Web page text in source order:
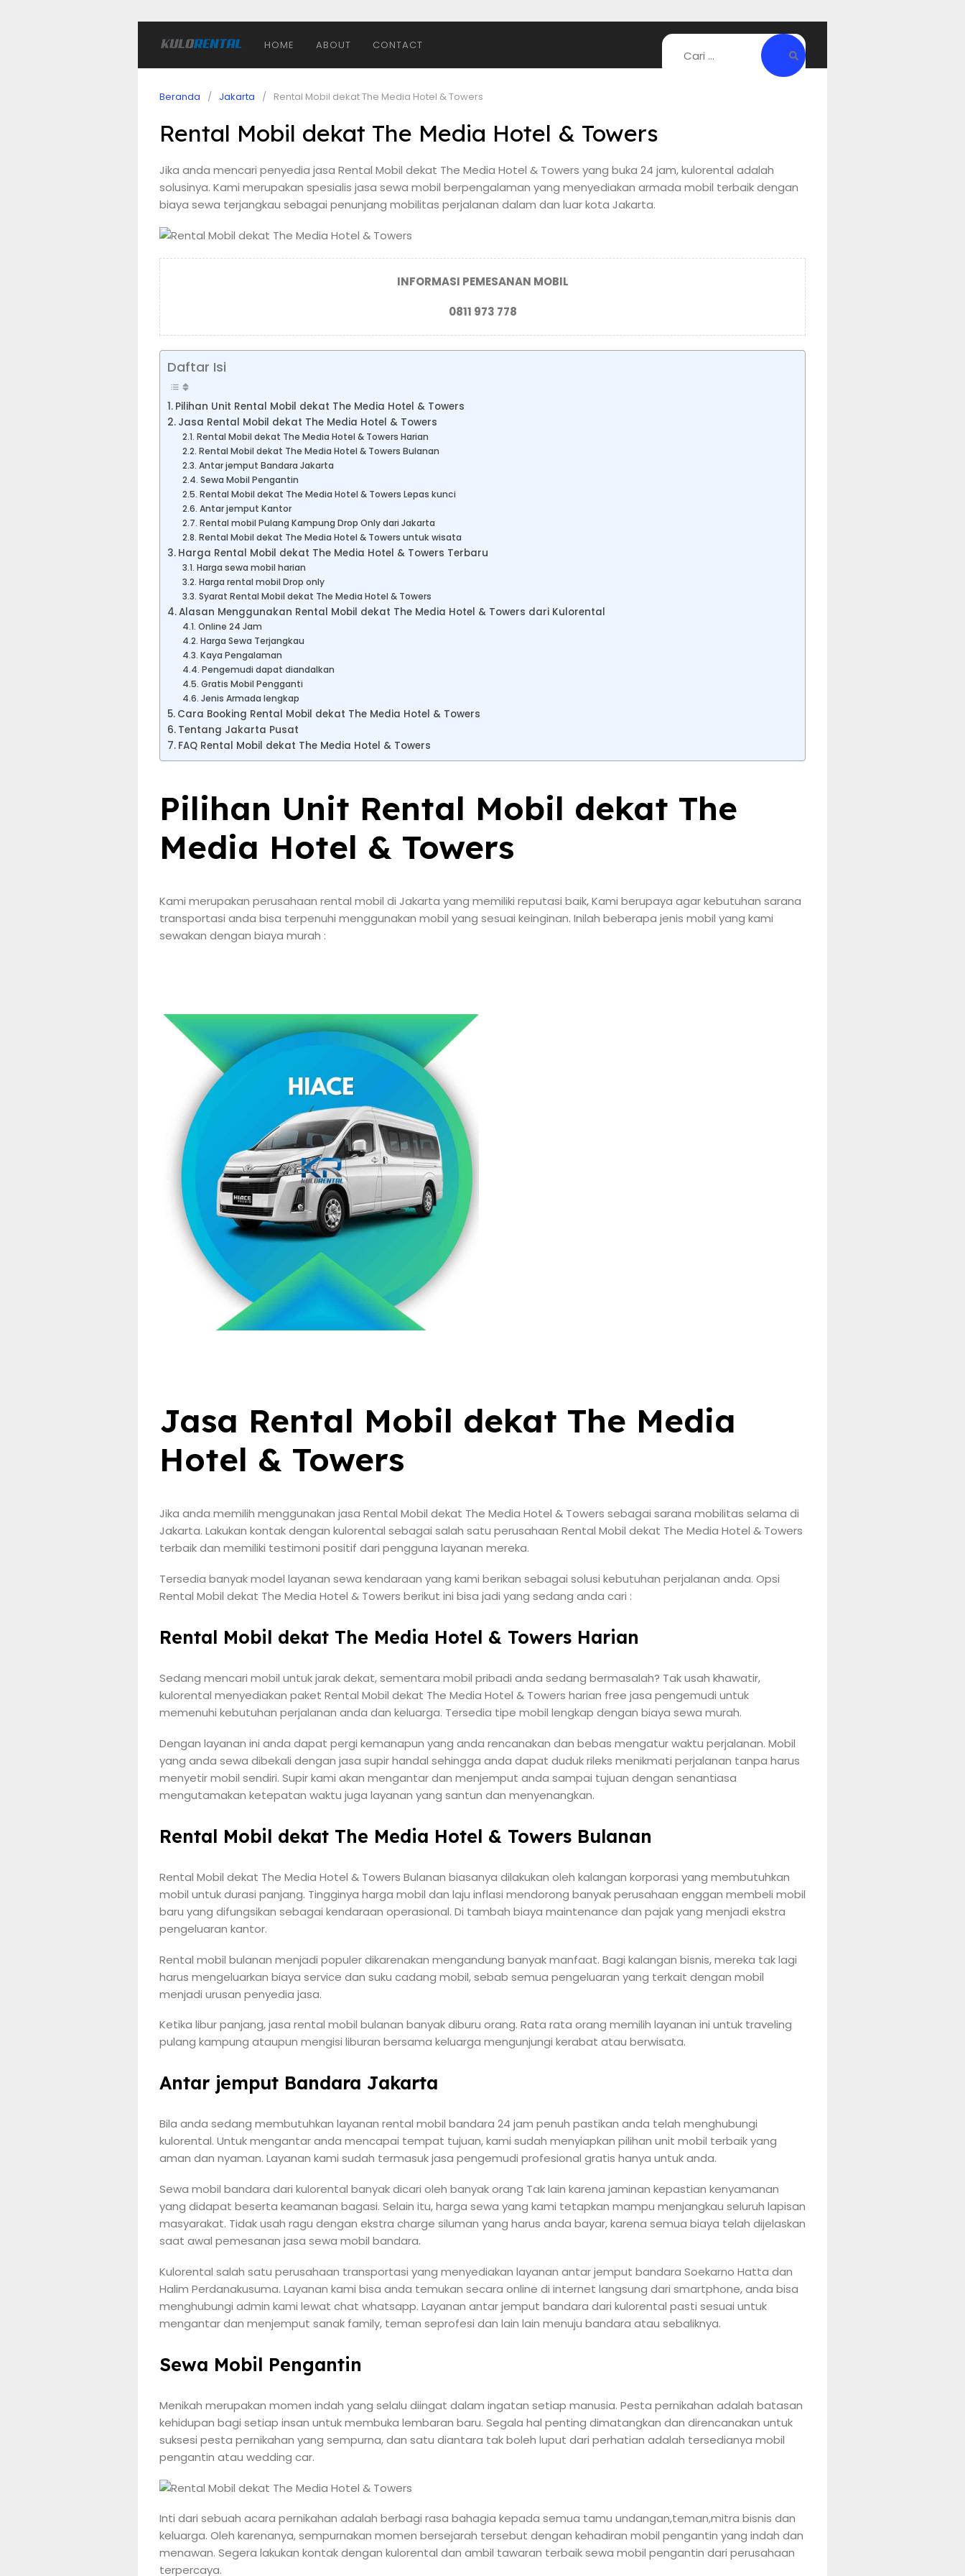
HOME ABOUT CONTACT
Beranda Jakarta Rental Mobil dekat The Media Hotel & Towers
Rental Mobil dekat The Media Hotel & Towers
Jika anda mencari penyedia jasa Rental Mobil dekat The Media Hotel & Towers yang buka 24 jam, kulorental adalah
solusinya. Kami merupakan spesialis jasa sewa mobil berpengalaman yang menyediakan armada mobil terbaik dengan
biaya sewa terjangkau sebagai penunjang mobilitas perjalanan dalam dan luar kota Jakarta.
INFORMASI PEMESANAN MOBIL
0811 973 778
Daftar Isi
Pilihan Unit Rental Mobil dekat The Media Hotel & Towers
Jasa Rental Mobil dekat The Media Hotel & Towers
Rental Mobil dekat The Media Hotel & Towers Harian
Rental Mobil dekat The Media Hotel & Towers Bulanan
Antar jemput Bandara Jakarta
Sewa Mobil Pengantin
Rental Mobil dekat The Media Hotel & Towers Lepas kunci
Antar jemput Kantor
Rental mobil Pulang Kampung Drop Only dari Jakarta
Rental Mobil dekat The Media Hotel & Towers untuk wisata
Harga Rental Mobil dekat The Media Hotel & Towers Terbaru
Harga sewa mobil harian
Harga rental mobil Drop only
Syarat Rental Mobil dekat The Media Hotel & Towers
Alasan Menggunakan Rental Mobil dekat The Media Hotel & Towers dari Kulorental
Online 24 Jam
Harga Sewa Terjangkau
Kaya Pengalaman
Pengemudi dapat diandalkan
Gratis Mobil Pengganti
Jenis Armada lengkap
Cara Booking Rental Mobil dekat The Media Hotel & Towers
Tentang Jakarta Pusat
FAQ Rental Mobil dekat The Media Hotel & Towers
Pilihan Unit Rental Mobil dekat The
Media Hotel & Towers
Kami merupakan perusahaan rental mobil di Jakarta yang memiliki reputasi baik, Kami berupaya agar kebutuhan sarana
transportasi anda bisa terpenuhi menggunakan mobil yang sesuai keinginan. Inilah beberapa jenis mobil yang kami
sewakan dengan biaya murah :
Jasa Rental Mobil dekat The Media
Hotel & Towers
Jika anda memilih menggunakan jasa Rental Mobil dekat The Media Hotel & Towers sebagai sarana mobilitas selama di
Jakarta. Lakukan kontak dengan kulorental sebagai salah satu perusahaan Rental Mobil dekat The Media Hotel & Towers
terbaik dan memiliki testimoni positif dari pengguna layanan mereka.
Tersedia banyak model layanan sewa kendaraan yang kami berikan sebagai solusi kebutuhan perjalanan anda. Opsi
Rental Mobil dekat The Media Hotel & Towers berikut ini bisa jadi yang sedang anda cari :
Rental Mobil dekat The Media Hotel & Towers Harian
Sedang mencari mobil untuk jarak dekat, sementara mobil pribadi anda sedang bermasalah? Tak usah khawatir,
kulorental menyediakan paket Rental Mobil dekat The Media Hotel & Towers harian free jasa pengemudi untuk
memenuhi kebutuhan perjalanan anda dan keluarga. Tersedia tipe mobil lengkap dengan biaya sewa murah.
Dengan layanan ini anda dapat pergi kemanapun yang anda rencanakan dan bebas mengatur waktu perjalanan. Mobil
yang anda sewa dibekali dengan jasa supir handal sehingga anda dapat duduk rileks menikmati perjalanan tanpa harus
menyetir mobil sendiri. Supir kami akan mengantar dan menjemput anda sampai tujuan dengan senantiasa
mengutamakan ketepatan waktu juga layanan yang santun dan menyenangkan.
Rental Mobil dekat The Media Hotel & Towers Bulanan
Rental Mobil dekat The Media Hotel & Towers Bulanan biasanya dilakukan oleh kalangan korporasi yang membutuhkan
mobil untuk durasi panjang. Tingginya harga mobil dan laju inflasi mendorong banyak perusahaan enggan membeli mobil
baru yang difungsikan sebagai kendaraan operasional. Di tambah biaya maintenance dan pajak yang menjadi ekstra
pengeluaran kantor.
Rental mobil bulanan menjadi populer dikarenakan mengandung banyak manfaat. Bagi kalangan bisnis, mereka tak lagi
harus mengeluarkan biaya service dan suku cadang mobil, sebab semua pengeluaran yang terkait dengan mobil
menjadi urusan penyedia jasa.
Ketika libur panjang, jasa rental mobil bulanan banyak diburu orang. Rata rata orang memilih layanan ini untuk traveling
pulang kampung ataupun mengisi liburan bersama keluarga mengunjungi kerabat atau berwisata.
Antar jemput Bandara Jakarta
Bila anda sedang membutuhkan layanan rental mobil bandara 24 jam penuh pastikan anda telah menghubungi
kulorental. Untuk mengantar anda mencapai tempat tujuan, kami sudah menyiapkan pilihan unit mobil terbaik yang
aman dan nyaman. Layanan kami sudah termasuk jasa pengemudi profesional gratis hanya untuk anda.
Sewa mobil bandara dari kulorental banyak dicari oleh banyak orang Tak lain karena jaminan kepastian kenyamanan
yang didapat beserta keamanan bagasi. Selain itu, harga sewa yang kami tetapkan mampu menjangkau seluruh lapisan
masyarakat. Tidak usah ragu dengan ekstra charge siluman yang harus anda bayar, karena semua biaya telah dijelaskan
saat awal pemesanan jasa sewa mobil bandara.
Kulorental salah satu perusahaan transportasi yang menyediakan layanan antar jemput bandara Soekarno Hatta dan
Halim Perdanakusuma. Layanan kami bisa anda temukan secara online di internet langsung dari smartphone, anda bisa
menghubungi admin kami lewat chat whatsapp. Layanan antar jemput bandara dari kulorental pasti sesuai untuk
mengantar dan menjemput sanak family, teman seprofesi dan lain lain menuju bandara atau sebaliknya.
Sewa Mobil Pengantin
Menikah merupakan momen indah yang selalu diingat dalam ingatan setiap manusia. Pesta pernikahan adalah batasan
kehidupan bagi setiap insan untuk membuka lembaran baru. Segala hal penting dimatangkan dan direncanakan untuk
suksesi pesta pernikahan yang sempurna, dan satu diantara tak boleh luput dari perhatian adalah tersedianya mobil
pengantin atau wedding car.
Inti dari sebuah acara pernikahan adalah berbagi rasa bahagia kepada semua tamu undangan,teman,mitra bisnis dan
keluarga. Oleh karenanya, sempurnakan momen bersejarah tersebut dengan kehadiran mobil pengantin yang indah dan
menawan. Segera lakukan kontak dengan kulorental dan ambil tawaran terbaik sewa mobil pengantin dari perusahaan
terpercaya.